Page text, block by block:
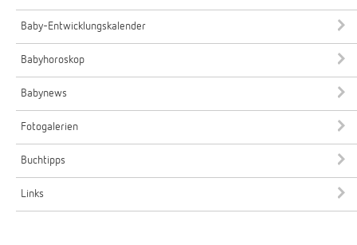
Baby-Entwicklungskalender
Babyhoroskop
Babynews
Fotogalerien
Buchtipps
Links